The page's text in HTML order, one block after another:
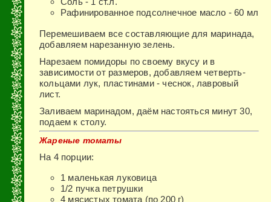
Рафинированное подсолнечное масло - 60 мл
Перемешиваем все составляющие для маринада,
добавляем нарезанную зелень.
Нарезаем помидоры по своему вкусу и в
зависимости от размеров, добавляем четверть-
кольцами лук, пластинами - чеснок, лавровый
лист.
Заливаем маринадом, даём настояться минут 30,
подаем к столу.
Жареные томаты
На 4 порции:
1 маленькая луковица
1/2 пучка петрушки
4 мясистых томата (по 200 г)